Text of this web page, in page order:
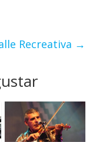
Recreativa →